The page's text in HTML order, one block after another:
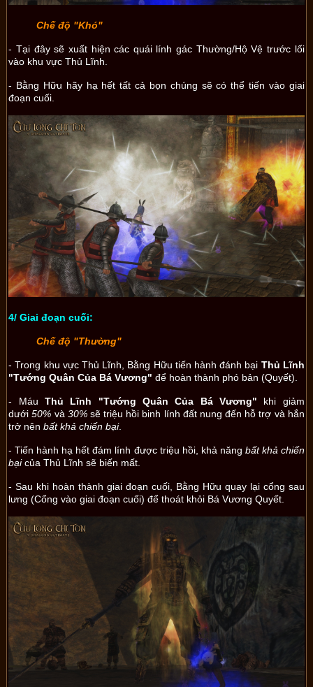
Chế độ "Khó"
- Tại đây sẽ xuất hiện các quái lính gác Thường/Hộ Vệ trước lối
vào khu vực Thủ Lĩnh.
- Bằng Hữu hãy hạ hết tất cả bọn chúng sẽ có thể tiến vào giai
đoạn cuối.
4/ Giai đoạn cuối:
Chế độ "Thường"
- Trong khu vực Thủ Lĩnh, Bằng Hữu tiến hành đánh bại Thủ Lĩnh
"Tướng Quân Của Bá Vương" để hoàn thành phó bản (Quyết).
- Máu Thủ Lĩnh "Tướng Quân Của Bá Vương" khi giảm
dưới50% và 30%sẽ triệu hồi binh lính đất nung đến hỗ trợ và hắn
trở nênbất khả chiến bại.
- Tiến hành hạ hết đám lính được triệu hồi, khả năng bất khả chiến
bạicủa Thủ Lĩnh sẽ biến mất.
- Sau khi hoàn thành giai đoạn cuối, Bằng Hữu quay lại cổng sau
lưng (Cổng vào giai đoạn cuối) để thoát khỏi Bá Vương Quyết.